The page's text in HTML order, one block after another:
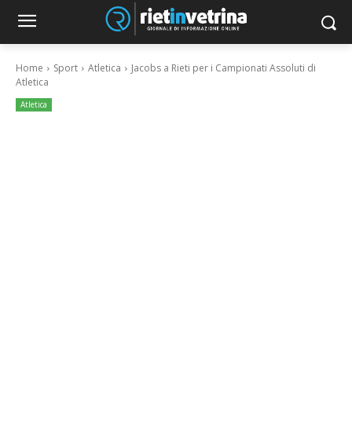
Home Sport Atletica
Jacobs a Rieti per i Campionati Assoluti di
Atletica
Atletica